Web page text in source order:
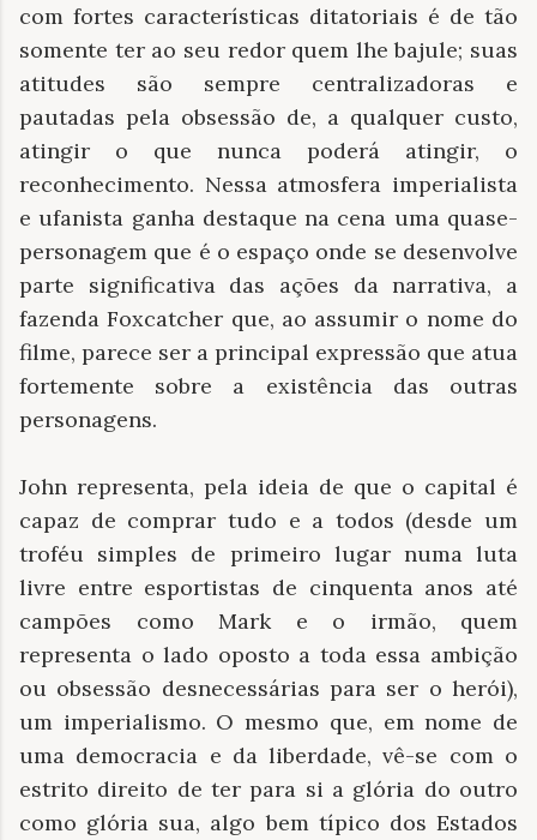
com fortes características ditatoriais é de tão
somente ter ao seu redor quem lhe bajule; suas
atitudes são sempre centralizadoras e
pautadas pela obsessão de, a qualquer custo,
atingir o que nunca poderá atingir, o
reconhecimento. Nessa atmosfera imperialista
e ufanista ganha destaque na cena uma quase-
personagem que é o espaço onde se desenvolve
parte significativa das ações da narrativa, a
fazenda Foxcatcher que, ao assumir o nome do
filme, parece ser a principal expressão que atua
fortemente sobre a existência das outras
personagens.
John representa, pela ideia de que o capital é
capaz de comprar tudo e a todos (desde um
troféu simples de primeiro lugar numa luta
livre entre esportistas de cinquenta anos até
campões como Mark e o irmão, quem
representa o lado oposto a toda essa ambição
ou obsessão desnecessárias para ser o herói),
um imperialismo. O mesmo que, em nome de
uma democracia e da liberdade, vê-se com o
estrito direito de ter para si a glória do outro
como glória sua, algo bem típico dos Estados